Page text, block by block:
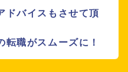
ドバイスもさせて頂
職がスムーズに！